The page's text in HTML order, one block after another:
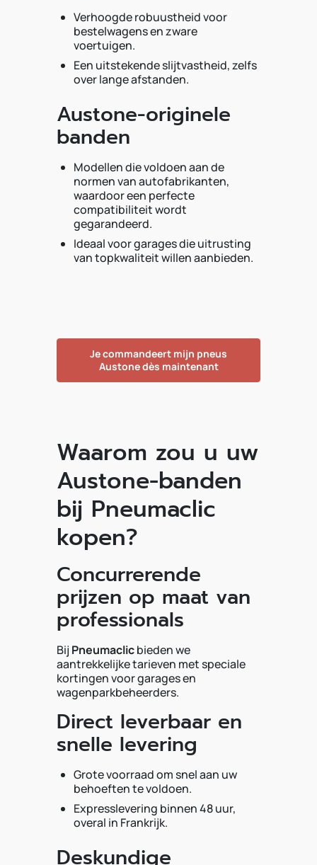
Verhoogde robuustheid voor
bestelwagens en zware
voertuigen.
Een uitstekende slijtvastheid, zelfs
over lange afstanden.
Austone-originele
banden
Modellen die voldoen aan de
normen van autofabrikanten,
waardoor een perfecte
compatibiliteit wordt
gegarandeerd.
Ideaal voor garages die uitrusting
van topkwaliteit willen aanbieden.
Je commandeert mijn pneus
Austone dès maintenant
Waarom zou u uw
Austone-banden
bij Pneumaclic
kopen?
Concurrerende
prijzen op maat van
professionals
Bij Pneumaclicbieden we
aantrekkelijke tarieven met speciale
kortingen voor garages en
wagenparkbeheerders.
Direct leverbaar en
snelle levering
Grote voorraad om snel aan uw
behoeften te voldoen.
Expresslevering binnen 48 uur,
overal in Frankrijk.
Deskundige